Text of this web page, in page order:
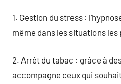
1. Gestion du stress :
même dans les situations
2. Arrêt du tabac : grâce à
accompagne ceux qui